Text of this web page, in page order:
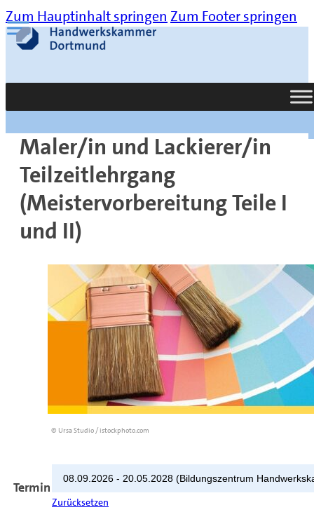
Zum Hauptinhalt springen Zum Footer springen
Suche
Maler/in und Lackierer/in
Teilzeitlehrgang
(Meistervorbereitung Teile I
und II)
© Ursa Studio / istockphoto.com
Termin
Zurücksetzen